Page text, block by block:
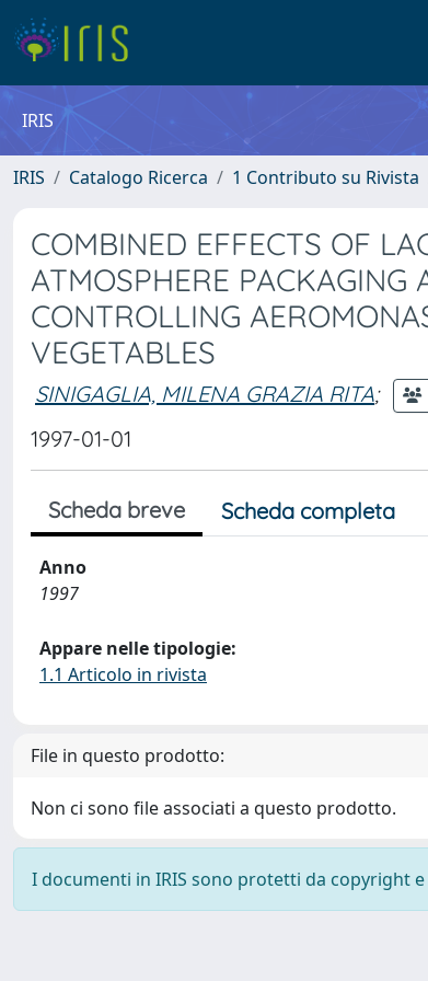
IRIS
IRIS Catalogo Ricerca 1 Contributo su Rivista
COMBINED EFFECTS OF
ATMOSPHERE PACKAGING
CONTROLLING
VEGETABLES
SINIGAGLIA, MILENA GRAZIA RITA;
1997-01-01
Scheda breve Scheda completa
Anno
1997
Appare nelle tipologie:
1.1 Articolo in rivista
File in questo prodotto:
Non ci sono file associati a questo prodotto.
I documenti in IRIS sono protetti da copyright